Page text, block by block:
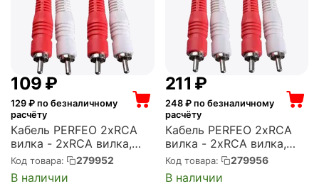
‍109‍ ₽
129 ₽ по безналичному
расчёту
Кабель PERFEO 2xRCA
вилка - 2xRCA вилка,
длина 1,5 м. (R3002)
Код товара: 279952
В наличии
‍211‍ ₽
248₽ по безналичному
расчёту
Кабель PERFEO 2xRCA
вилка - 2xRCA вилка,
длина 5 м. (R3005)
Код товара: 279956
В наличии